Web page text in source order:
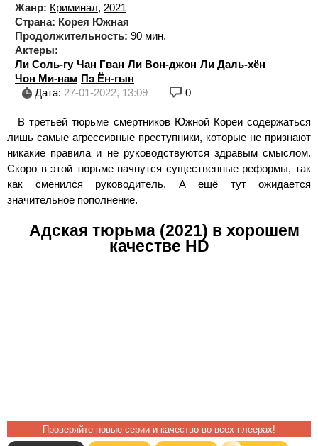
Жанр: Криминал, 2021
Страна: Корея Южная
Продолжительность: 90 мин.
Актеры:
Ли Соль-гу Чан Гван Ли Вон-джон Ли Даль-хён
Чон Ми-нам Пэ Ён-гын
Дата: 27-01-2022, 13:09 0
В третьей тюрьме смертников Южной Кореи содержаться
лишь самые агрессивные преступники, которые не признают
никакие правила и не руководствуются здравым смыслом.
Скоро в этой тюрьме начнутся существенные реформы, так
как сменился руководитель. А ещё тут ожидается
значительное пополнение.
Адская тюрьма (2021) в хорошем
качестве HD
Проверяйте новые серии и качество во всех плеерах!